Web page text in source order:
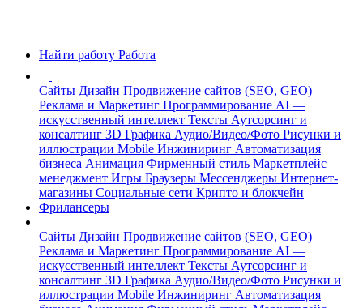
Найти работу Работа
Сайты Дизайн Продвижение сайтов (SEO, GEO)
Реклама и Маркетинг Программирование AI —
искусственный интеллект Тексты Аутсорсинг и
консалтинг 3D Графика Аудио/Видео/Фото Рисунки и
иллюстрации Mobile Инжиниринг Автоматизация
бизнеса Анимация Фирменный стиль Маркетплейс
менеджмент Игры Браузеры Мессенджеры Интернет-
магазины Социальные сети Крипто и блокчейн
Фрилансеры
Сайты Дизайн Продвижение сайтов (SEO, GEO)
Реклама и Маркетинг Программирование AI —
искусственный интеллект Тексты Аутсорсинг и
консалтинг 3D Графика Аудио/Видео/Фото Рисунки и
иллюстрации Mobile Инжиниринг Автоматизация